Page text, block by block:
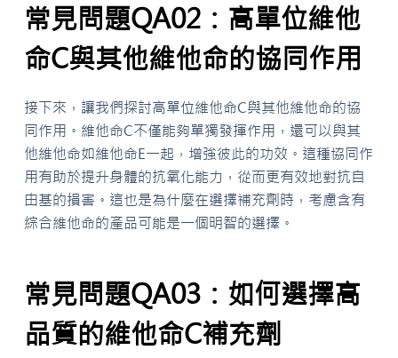
常見問題QA02：高單位維他
命C與其他維他命的協同作用
接下來，讓我們探討高單位維他命C與其他維他命的協
同作用。維他命C不僅能夠單獨發揮作用，還可以與其
他維他命如維他命E一起，增強彼此的功效。這種協同作
用有助於提升身體的抗氧化能力，從而更有效地對抗自
由基的損害。這也是為什麼在選擇補充劑時，考慮含有
綜合維他命的產品可能是一個明智的選擇。
常見問題QA03：如何選擇高
品質的維他命C補充劑